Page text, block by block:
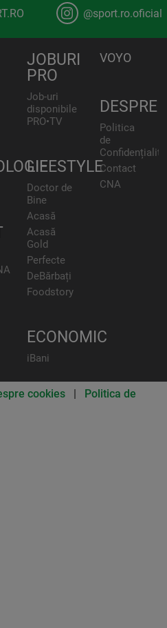
@sport.ro.oficial
JOBURI
PRO
Job-uri
disponibile
PRO•TV
LIFESTYLE
Doctor de
Bine
Acasă
Acasă
Gold
Perfecte
DeBărbați
Foodstory
ECONOMIC
iBani
VOYO
DESPRE
Politica
de
Contact
CNA
cookies | Politica de